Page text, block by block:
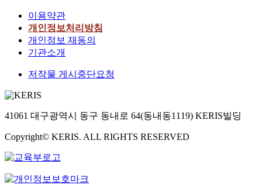
이용약관
개인정보처리방침
개인정보 재동의
기관소개
저작물 게시중단요청
41061 대구광역시 동구 동내로 64(동내동1119) KERIS빌딩
Copyright© KERIS. ALL RIGHTS RESERVED